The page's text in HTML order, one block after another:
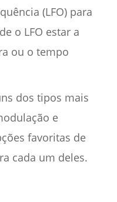
(LFO) para
o LFO estar a
ou o tempo
dos tipos mais
e
favoritas de
cada um deles.